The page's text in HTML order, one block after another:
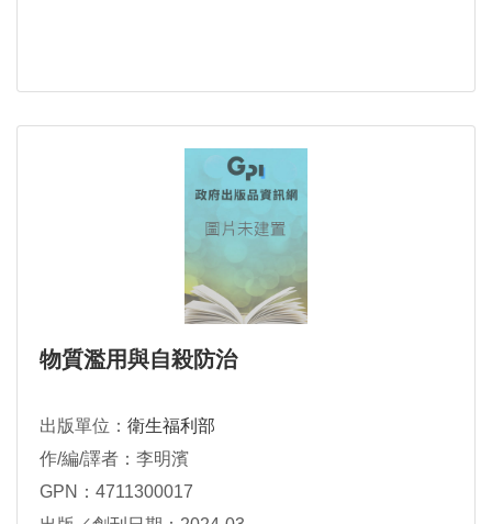
物質濫用與自殺防治
出版單位： 衛生福利部
作/編/譯者：李明濱
GPN：4711300017